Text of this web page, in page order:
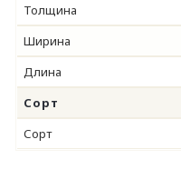
Толщина
Ширина
Длина
Сорт
Сорт